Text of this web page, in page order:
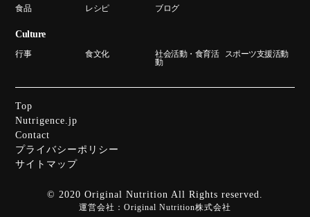
食品 レシピ ブログ
Culture
行事 食文化
社会活動・食育活
動
スポーツ支援活動
Top
Nutrigence.jp
Contact
プライバシーポリシー
サイトマップ
© 2020 Original Nutrition All Rights reserved.
運営会社： Original Nutrition株式会社